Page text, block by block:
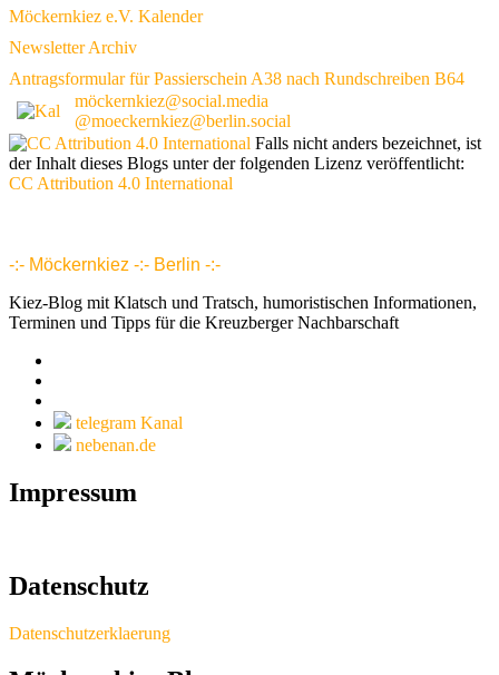
Möckernkiez e.V. Kalender
Newsletter Archiv
Antragsformular für Passierschein A38 nach Rundschreiben B64
möckernkiez@social.media
@moeckernkiez@berlin.social
Falls nicht anders bezeichnet, ist
der Inhalt dieses Blogs unter der folgenden Lizenz veröffentlicht:
CC Attribution 4.0 International
-:- Möckernkiez -:- Berlin -:-
Kiez-Blog mit Klatsch und Tratsch, humoristischen Informationen,
Terminen und Tipps für die Kreuzberger Nachbarschaft
telegram Kanal
nebenan.de
Impressum
Datenschutz
Datenschutzerklaerung